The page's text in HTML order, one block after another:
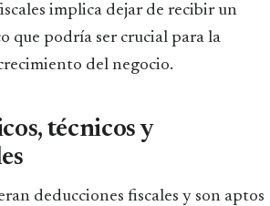
implica dejar de recibir un
que podría ser crucial para la
del negocio.
técnicos y
deducciones fiscales y son aptos